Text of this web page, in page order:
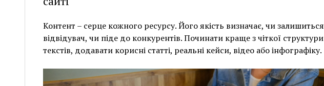
Контент – серце кожного ресурсу. Його якість визначає, чи залишиться
відвідувач, чи піде до конкурентів. Починати краще з чіткої структури
текстів, додавати корисні статті, реальні кейси, відео або інфографіку.